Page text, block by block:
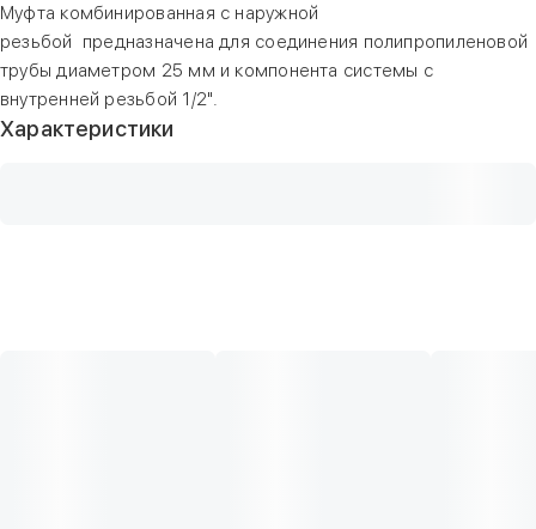
Муфта комбинированная с наружной
резьбой предназначена для соединения полипропиленовой
трубы диаметром 25 мм и компонента системы с
внутренней резьбой 1/2".
Характеристики